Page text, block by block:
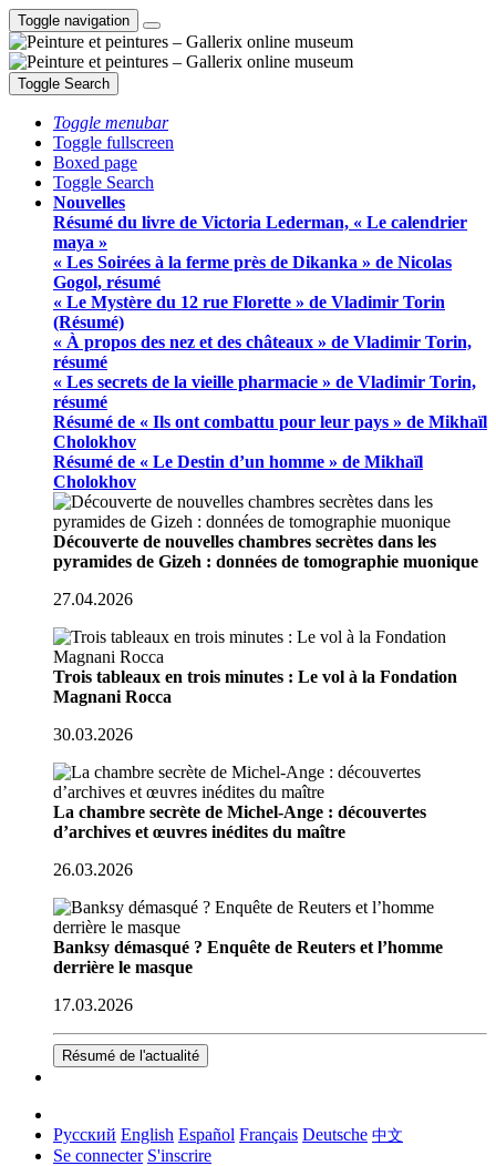
Toggle navigation
Toggle Search
Toggle menubar
Toggle fullscreen
Boxed page
Toggle Search
Nouvelles
Résumé du livre de Victoria Lederman, « Le calendrier
maya »
« Les Soirées à la ferme près de Dikanka » de Nicolas
Gogol, résumé
« Le Mystère du 12 rue Florette » de Vladimir Torin
(Résumé)
« À propos des nez et des châteaux » de Vladimir Torin,
résumé
« Les secrets de la vieille pharmacie » de Vladimir Torin,
résumé
Résumé de « Ils ont combattu pour leur pays » de Mikhaïl
Cholokhov
Résumé de « Le Destin d’un homme » de Mikhaïl
Cholokhov
Découverte de nouvelles chambres secrètes dans les
pyramides de Gizeh : données de tomographie muonique
27.04.2026
Trois tableaux en trois minutes : Le vol à la Fondation
Magnani Rocca
30.03.2026
La chambre secrète de Michel-Ange : découvertes
d’archives et œuvres inédites du maître
26.03.2026
Banksy démasqué ? Enquête de Reuters et l’homme
derrière le masque
17.03.2026
Résumé de l'actualité
Русский English Español Français Deutsche 中文
Se connecter S'inscrire